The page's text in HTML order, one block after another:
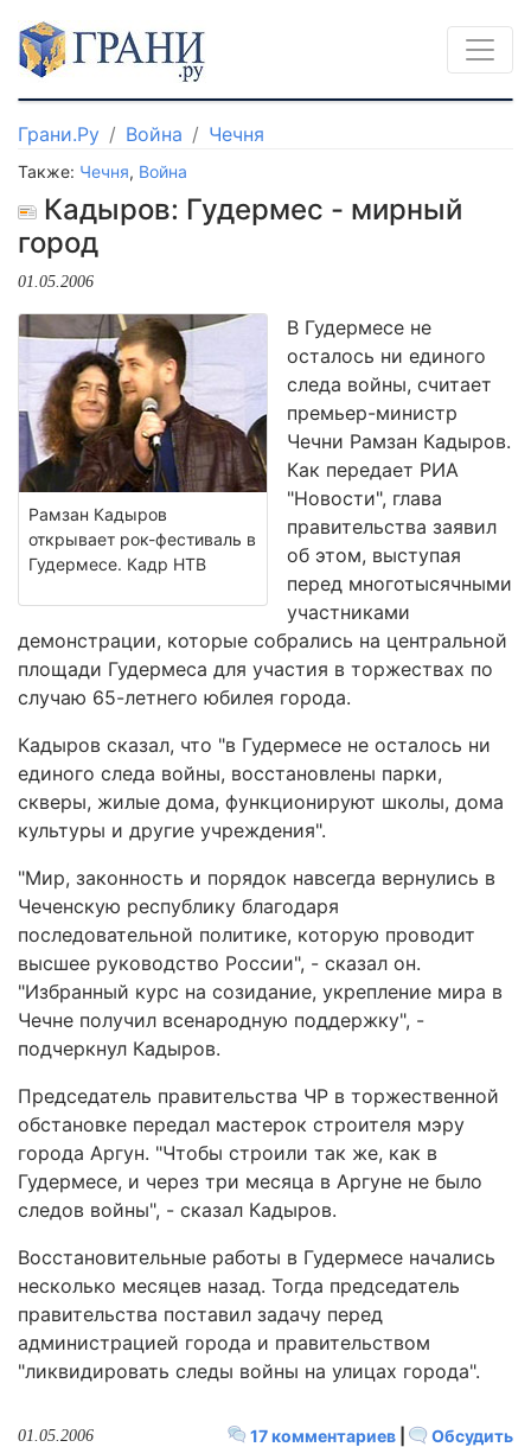
Грани.Ру Война Чечня
Также: Чечня, Война
Кадыров: Гудермес - мирный
город
01.05.2006
Рамзан Кадыров
открывает рок-фестиваль в
Гудермесе. Кадр НТВ
В Гудермесе не
осталось ни единого
следа войны, считает
премьер-министр
Чечни Рамзан Кадыров.
Как передает РИА
"Новости", глава
правительства заявил
об этом, выступая
перед многотысячными
участниками
демонстрации, которые собрались на центральной
площади Гудермеса для участия в торжествах по
случаю 65-летнего юбилея города.
Кадыров сказал, что "в Гудермесе не осталось ни
единого следа войны, восстановлены парки,
скверы, жилые дома, функционируют школы, дома
культуры и другие учреждения".
"Мир, законность и порядок навсегда вернулись в
Чеченскую республику благодаря
последовательной политике, которую проводит
высшее руководство России", - сказал он.
"Избранный курс на созидание, укрепление мира в
Чечне получил всенародную поддержку", -
подчеркнул Кадыров.
Председатель правительства ЧР в торжественной
обстановке передал мастерок строителя мэру
города Аргун. "Чтобы строили так же, как в
Гудермесе, и через три месяца в Аргуне не было
следов войны", - сказал Кадыров.
Восстановительные работы в Гудермесе начались
несколько месяцев назад. Тогда председатель
правительства поставил задачу перед
администрацией города и правительством
"ликвидировать следы войны на улицах города".
17 комментариев Обсудить
01.05.2006